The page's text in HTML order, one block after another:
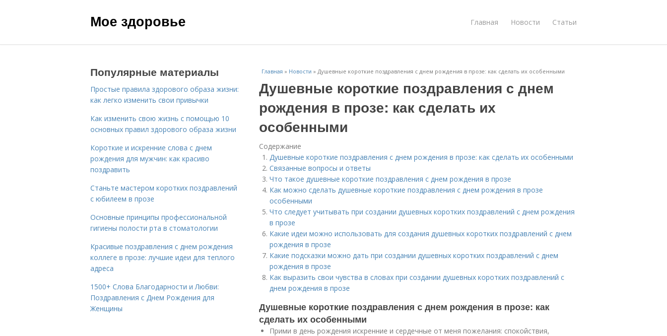
Мое здоровье Главная Новости Статьи
Главная » Новости » Душевные короткие поздравления с днем рождения в прозе: как сделать их особенными
Душевные короткие поздравления с днем
рождения в прозе: как сделать их
особенными
Содержание
Душевные короткие поздравления с днем рождения в прозе: как сделать их особенными
Связанные вопросы и ответы
Что такое душевные короткие поздравления с днем рождения в прозе
Как можно сделать душевные короткие поздравления с днем рождения в прозе
особенными
Что следует учитывать при создании душевных коротких поздравлений с днем рождения
в прозе
Какие идеи можно использовать для создания душевных коротких поздравлений с днем
рождения в прозе
Какие подсказки можно дать при создании душевных коротких поздравлений с днем
рождения в прозе
Как выразить свои чувства в словах при создании душевных коротких поздравлений с
днем рождения в прозе
Душевные короткие поздравления с днем рождения в прозе: как
сделать их особенными
Прими в день рождения искренние и сердечные от меня пожелания: спокойствия,
Популярные материалы
Простые правила здорового образа жизни:
как легко изменить свои привычки
Как изменить свою жизнь с помощью 10
основных правил здорового образа жизни
Короткие и искренние слова с днем
рождения для мужчин: как красиво
поздравить
Станьте мастером коротких поздравлений
с юбилеем в прозе
Основные принципы профессиональной
гигиены полости рта в стоматологии
Красивые поздравления с днем рождения
коллеге в прозе: лучшие идеи для теплого
адреса
1500+ Слова Благодарности и Любви:
Поздравления с Днем Рождения для
Женщины